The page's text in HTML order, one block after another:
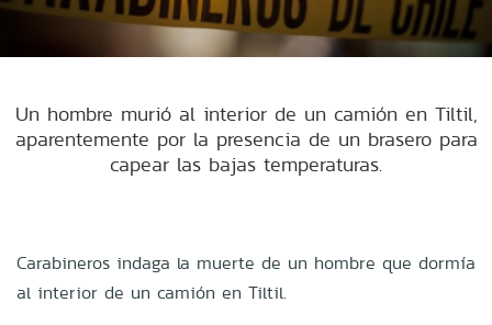
Un hombre murió al interior de un camión en Tiltil,
aparentemente por la presencia de un brasero para
capear las bajas temperaturas.
Carabineros indaga la muerte de un hombre que dormía
al interior de un camión en Tiltil.